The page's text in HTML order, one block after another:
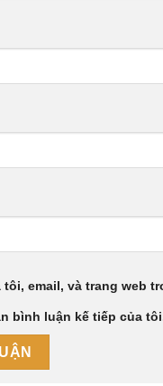
tôi, email, và trang web
bình luận kế tiếp của